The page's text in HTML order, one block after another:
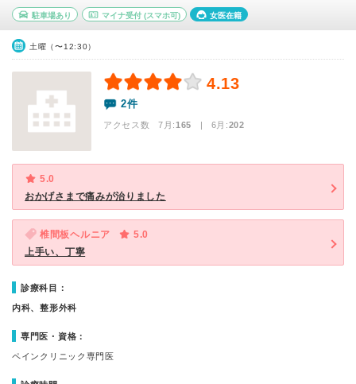
駐車場あり マイナ受付(スマホ可) 女医在籍
土曜（〜12:30）
4.13
2件
アクセス数 7月:165 | 6月:202
5.0
おかげさまで痛みが治りました
椎間板ヘルニア
5.0
上手い、丁寧
診療科目：
内科、整形外科
専門医・資格：
ペインクリニック専門医